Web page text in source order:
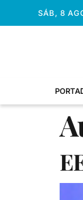
SÁB, 8